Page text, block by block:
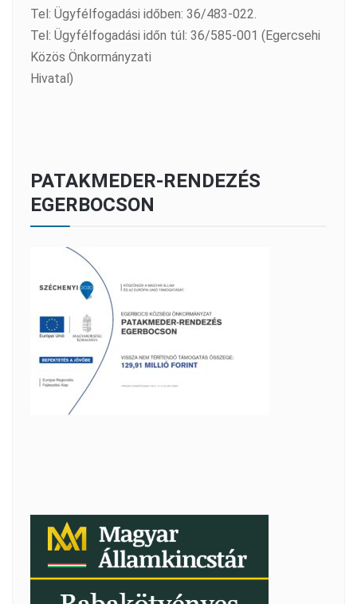
Tel: Ügyfélfogadási időben: 36/483-022.
Tel: Ügyfélfogadási időn túl: 36/585-001 (Egercsehi
Közös Önkormányzati
Hivatal)
PATAKMEDER-RENDEZÉS
EGERBOCSON